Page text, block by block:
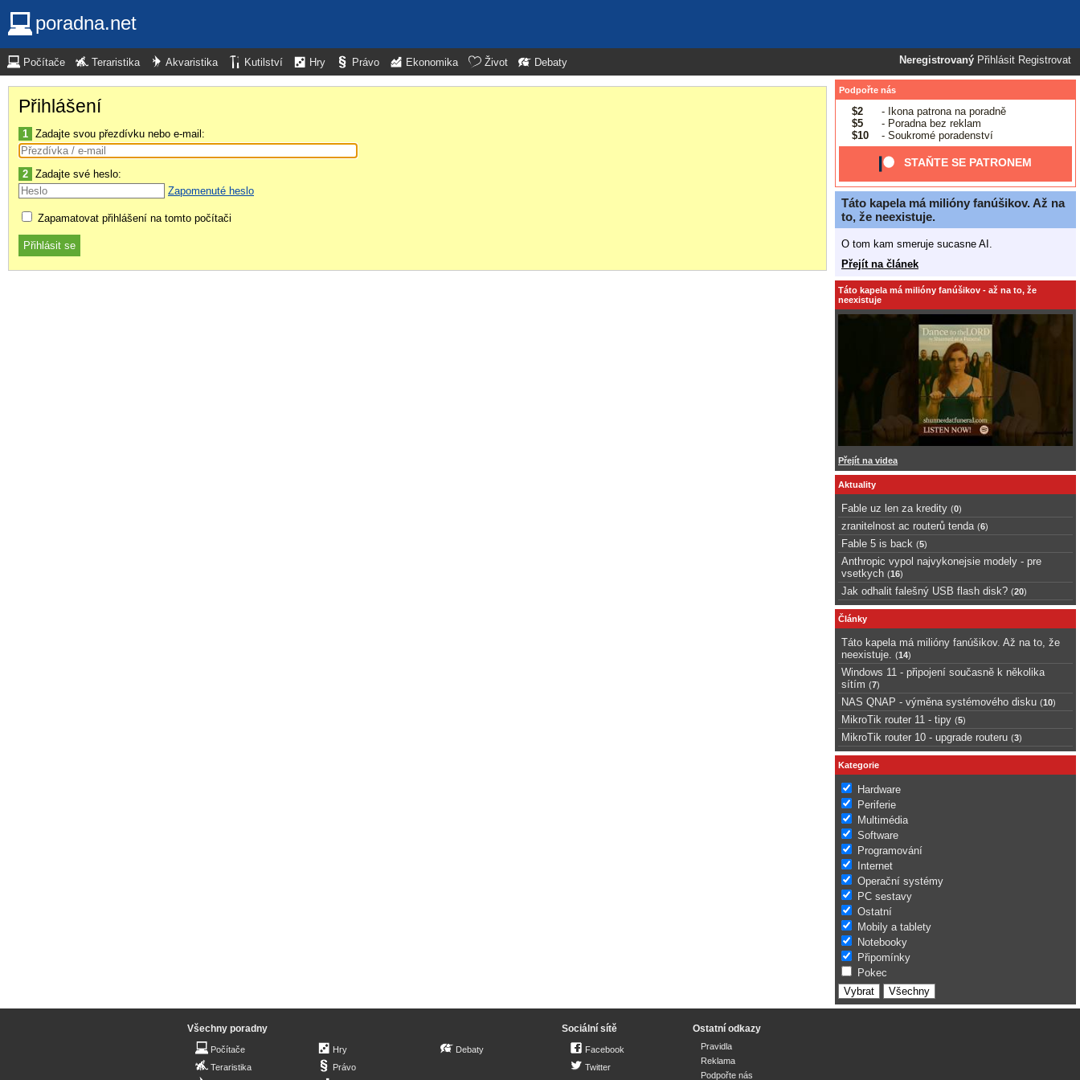
poradna.net
Neregistrovaný Přihlásit Registrovat
Počítače Teraristika Akvaristika Kutilství Hry Právo Ekonomika Život Debaty
Přihlášení
1 Zadajte svou přezdívku nebo e-mail:
2 Zadajte své heslo:
Zapomenuté heslo
Zapamatovat přihlášení na tomto počítači
Podpořte nás
$2
- Ikona patrona na poradně
$5
- Poradna bez reklam
$10
- Soukromé poradenství
STAŇTE SE PATRONEM
Táto kapela má milióny fanúšikov. Až na
to, že neexistuje.
O tom kam smeruje sucasne AI.
Přejít na článek
Táto kapela má milióny fanúšikov - až na to, že
neexistuje
Přejít na videa
Aktuality
Fable uz len za kredity (0)
zranitelnost ac routerů tenda (6)
Fable 5 is back (5)
Anthropic vypol najvykonejsie modely - pre
vsetkych (16)
Jak odhalit falešný USB flash disk? (20)
Články
Táto kapela má milióny fanúšikov. Až na to, že
neexistuje.
(14)
Windows 11 - připojení současně k několika
sítím (7)
NAS QNAP - výměna systémového disku (10)
MikroTik router 11 - tipy (5)
MikroTik router 10 - upgrade routeru (3)
Kategorie
Hardware
Periferie
Multimédia
Software
Programování
Internet
Operační systémy
PC sestavy
Ostatní
Mobily a tablety
Notebooky
Připomínky
Pokec
Všechny poradny
Počítače
Teraristika
Hry
Právo
Debaty
Sociální sítě
Facebook
Twitter
Ostatní odkazy
Pravidla
Reklama
Podpořte nás